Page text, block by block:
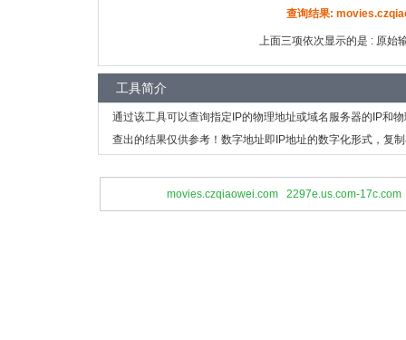
查询结果:
上面三项依次显示的是 : 原始
工具简介
通过该工具可以查询指定IP的物理地址或域名服务器的IP和
查出的结果仅供参考！数字地址即IP地址的数字化形式，复
movies.czqiaowei.com 2297e.us.com-17c.com